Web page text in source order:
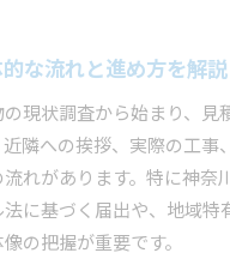
届出の委任状作成時の注意
体へ準備で注意すべき点
前に必要な準備と注意事項
画書と必要書類のチェックポ
で近隣対応を円滑に進める
な流れと進め方を解説
現状調査から始まり、見
隣への挨拶、実際の工事
れがあります。特に神奈
に基づく届出や、地域特
の把握が重要です。